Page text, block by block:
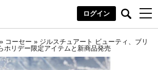
ログイン
» コーセー » ジルスチュアート ビューティ、ブリ
ホリデー限定アイテムと新商品発売